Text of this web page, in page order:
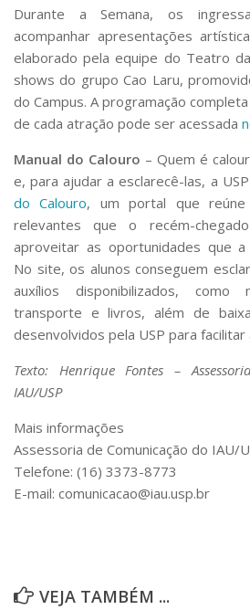
Durante a Semana, os
acompanhar apresentações
elaborado pela equipe do Teatro
shows do grupo Cao Laru,
do Campus. A programação
de cada atração pode ser acessada
Manual do Calouro – Quem é
e, para ajudar a esclarecê-las, a
do Calouro, um portal que reúne
relevantes que o recém-
aproveitar as oportunidades que a
No site, os alunos conseguem
auxílios disponibilizados, como
transporte e livros, além de
desenvolvidos pela USP para facilitar
Texto: Henrique Fontes –
IAU/USP
Mais informações
Assessoria de Comunicação do IAU/
Telefone: (16) 3373-8773
E-mail: comunicacao@iau.usp.br
VEJA TAMBÉM ...